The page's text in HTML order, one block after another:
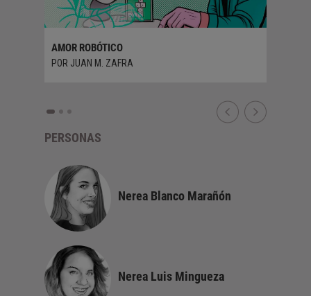
AMOR ROBÓTICO
POR JUAN M. ZAFRA
PERSONAS
Nerea Blanco Marañón
Nerea Luis Mingueza